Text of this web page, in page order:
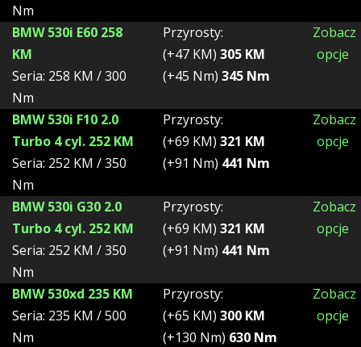
Nm
BMW 530i E60 258
KM
Seria: 258 KM / 300
Nm
Przyrosty:
(+47 KM) 305 KM
(+45 Nm) 345 Nm
Zobacz
opcje
BMW 530i F10 2.0
Turbo 4 cyl. 252 KM
Seria: 252 KM / 350
Nm
Przyrosty:
(+69 KM) 321 KM
(+91 Nm) 441 Nm
Zobacz
opcje
BMW 530i G30 2.0
Turbo 4 cyl. 252 KM
Seria: 252 KM / 350
Nm
Przyrosty:
(+69 KM) 321 KM
(+91 Nm) 441 Nm
Zobacz
opcje
BMW 530xd 235 KM
Seria: 235 KM / 500
Nm
Przyrosty:
(+65 KM) 300 KM
(+130 Nm) 630 Nm
Zobacz
opcje